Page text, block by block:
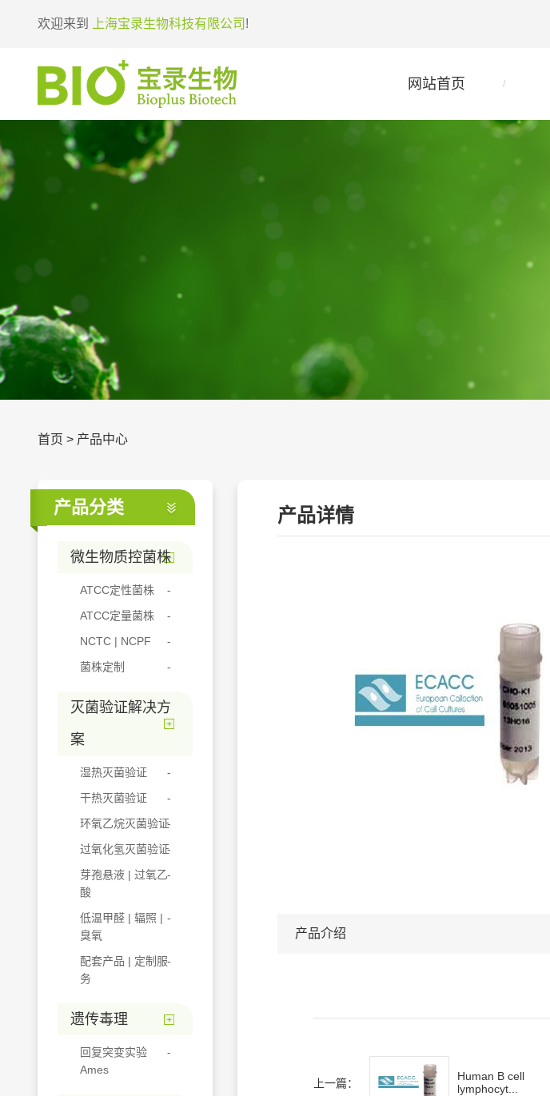
欢迎来到 上海宝录生物科技有限公司 !
网站首页
首页 > 产品中心
产品分类
微生物质控菌株
ATCC定性菌株
ATCC定量菌株
NCTC | NCPF
菌株定制
灭菌验证解决方
案
湿热灭菌验证
干热灭菌验证
环氧乙烷灭菌验证
过氧化氢灭菌验证
芽孢悬液 | 过氧乙
酸
低温甲醛 | 辐照 |
臭氧
配套产品 | 定制服
务
遗传毒理
回复突变实验
Ames
产品详情
产品介绍
上一篇：
Human B cell
lymphocyt...